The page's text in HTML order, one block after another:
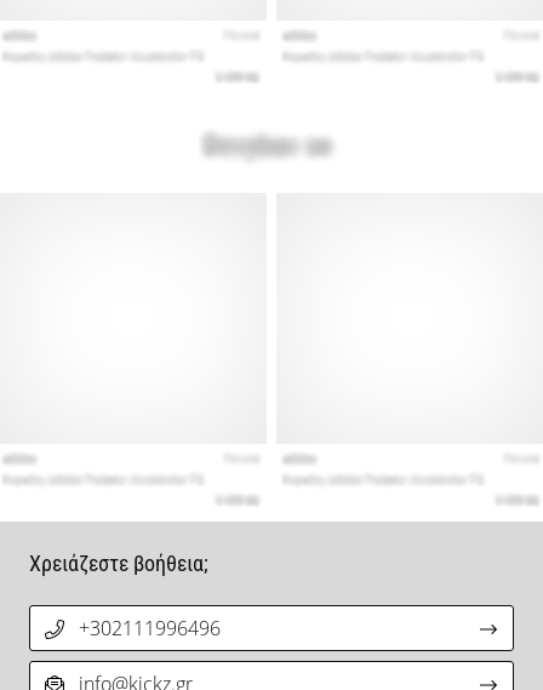
Χρειάζεστε βοήθεια;
+302111996496
info@kickz.gr